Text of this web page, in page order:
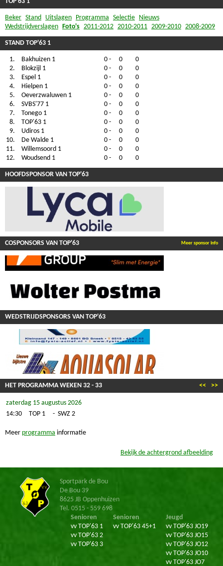
Beker Stand Uitslagen Programma Selectie Nieuws
Wedstrijdverslagen Foto's 2011-2012 2010-2011 2009-2010 2008-2009
STAND TOP'63 1
1. Bakhuizen 1 0 - 0
0
2.
Blokzijl 1 0 - 0
0
3.
Espel 1 0 - 0
0
4.
Hielpen 1 0 - 0
0
5.
Oeverzwaluwen 1 0 - 0
0
6.
SVBS'77 1 0 - 0
0
7.
Tonego 1 0 - 0
0
8.
TOP'63 1 0 - 0
0
9.
Udiros 1 0 - 0
0
10.
De Walde 1 0 - 0
0
11.
Willemsoord 1 0 - 0
0
12.
Woudsend 1 0 - 0 0
HOOFDSPONSOR VAN TOP'63
COSPONSORS VAN TOP'63 Meer sponsor info
WEDSTRIJDSPONSORS VAN TOP'63
HET PROGRAMMA WEKEN 32 - 33 >>
<<
zaterdag 15 augustus 2026
14:30
TOP 1 - SWZ 2
Meer programma informatie
Bekijk de achtergrond afbeelding
Sportpark de Bou
De Bou 39
8625 JB Oppenhuizen
Tel. 0515 - 559 698
Senioren
vv TOP'63 1
vv TOP'63 2
vv TOP'63 3
Senioren
vv TOP'63 45+1
Jeugd
vv TOP'63 JO19
vv TOP'63 JO15
vv TOP'63 JO12
vv TOP'63 JO10
vv TOP'63 JO7